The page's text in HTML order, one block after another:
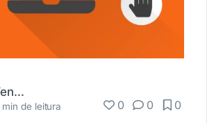
Luara Venancio
min de leitura 0 0 0